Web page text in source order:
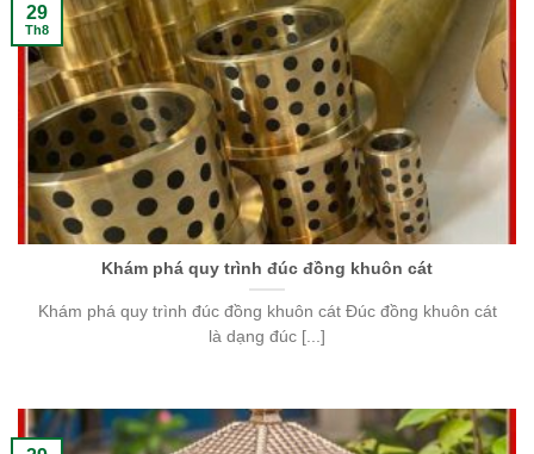
Khám phá quy trình đúc đồng khuôn cát
Khám phá quy trình đúc đồng khuôn cát Đúc đồng khuôn cát
là dạng đúc [...]
29
Th8